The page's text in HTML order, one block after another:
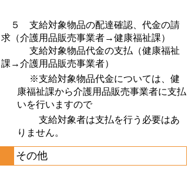
５ 支給対象物品の配達確認、代金の請
求（介護用品販売事業者→健康福祉課）
支給対象物品代金の支払（健康福祉
課→介護用品販売事業者）
※支給対象物品代金については、健
康福祉課から介護用品販売事業者に支払
いを行いますので
支給対象者は支払を行う必要はあ
りません。
その他